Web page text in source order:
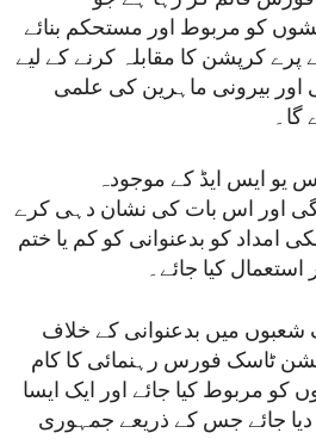
کو مربوط اور مستحکم بنائے
کرپشن کا مقابلہ کرنے کے لیے
اور بیرونی ماہرین کی علمی
گا۔
یو ایس ایڈ کے موجودہ
گی اور اس بات کی نشان دہی کرے
کو بدعنوانی کو کم یا ختم
استعمال کیا جائے۔
شعبوں میں بدعنوانی کے خلاف
ٹاسک فورس رہنمائی کا کام
مربوط کیا جائے اور ایک ایسا
دیا جائے جس کے ذریعے جمہوری